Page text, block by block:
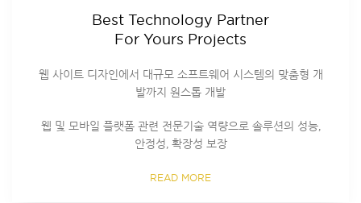
Best Technology Partner
For Yours Projects
웹 사이트 디자인에서 대규모 소프트웨어 시스템의 맞춤형 개
발까지 원스톱 개발
웹 및 모바일 플랫폼 관련 전문기술 역량으로 솔루션의 성능,
안정성, 확장성 보장
READ MORE